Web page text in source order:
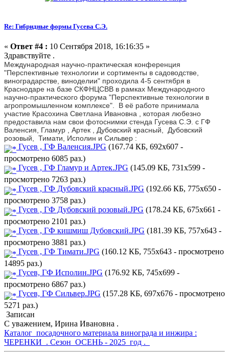
Re: Гибридные формы Гусева С.Э.
« Ответ #4 : 10 Сентября 2018, 16:16:35 »
Здравствуйте .
Международная научно-практическая конференция
"Перспективные технологии и сортименты в садоводстве,
виноградарстве, виноделии" проходила 4-5 сентября в
Краснодаре на базе СКФНЦСВВ в рамках Международного
научно-практического форума "Перспективные технологии в
агропромышленном комплексе". В её работе принимала
участие Красохина Светлана Ивановна , которая любезно
предоставила нам свои фотоснимки стенда Гусева С.Э. с ГФ
Валенсия, Гламур , Артек , Дубовский красный, Дубовский
розовый, Тимати, Исполин и Сильвер :
Гусев , ГФ Валенсия.JPG (167.74 КБ, 692x607 -
просмотрено 6085 раз.)
Гусев , ГФ Гламур и Артек.JPG (145.09 КБ, 731x599 -
просмотрено 7263 раз.)
Гусев , ГФ Дубовский красный.JPG (192.66 КБ, 775x650 -
просмотрено 3758 раз.)
Гусев , ГФ Дубовский розовый.JPG (178.24 КБ, 675x661 -
просмотрено 2101 раз.)
Гусев , ГФ кишмиш Дубовский.JPG (181.39 КБ, 757x643 -
просмотрено 3881 раз.)
Гусев , ГФ Тимати.JPG (160.12 КБ, 755x643 - просмотрено
14895 раз.)
Гусев, ГФ Исполин.JPG (176.92 КБ, 745x699 -
просмотрено 6867 раз.)
Гусев, ГФ Сильвер.JPG (157.28 КБ, 697x676 - просмотрено
5271 раз.)
Записан
С уважением, Ирина Ивановна .
Каталог посадочного материала винограда и инжира :
ЧЕРЕНКИ . Сезон ОСЕНЬ - 2025 год .